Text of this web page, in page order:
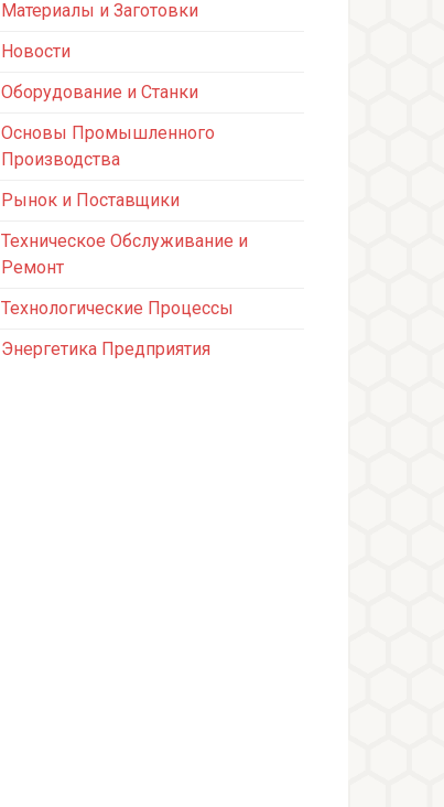
Материалы и Заготовки
Новости
Оборудование и Станки
Основы Промышленного
Производства
Рынок и Поставщики
Техническое Обслуживание и
Ремонт
Технологические Процессы
Энергетика Предприятия